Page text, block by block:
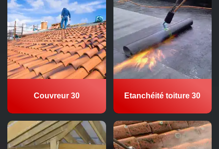
Couvreur 30 Etanchéité toiture 30